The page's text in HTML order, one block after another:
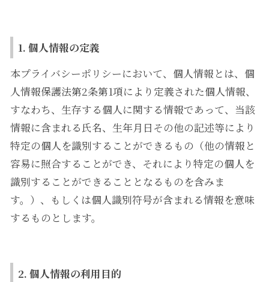
1. 個人情報の定義
本プライバシーポリシーにおいて、個人情報とは、個
人情報保護法第2条第1項により定義された個人情報、
すなわち、生存する個人に関する情報であって、当該
情報に含まれる氏名、生年月日その他の記述等により
特定の個人を識別することができるもの（他の情報と
容易に照合することができ、それにより特定の個人を
識別することができることとなるものを含みま
す。）、もしくは個人識別符号が含まれる情報を意味
するものとします。
2. 個人情報の利用目的